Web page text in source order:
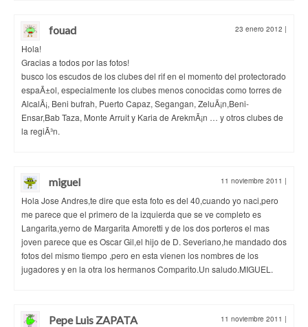
fouad 23 enero 2012 |
Hola!
Gracias a todos por las fotos!
busco los escudos de los clubes del rif en el momento del protectorado
espaÃ±ol, especialmente los clubes menos conocidas como torres de
AlcalÃ¡, Beni bufrah, Puerto Capaz, Segangan, ZeluÃ¡n,Beni-
Ensar,Bab Taza, Monte Arruit y Karia de ArekmÃ¡n … y otros clubes de
la regiÃ³n.
miguel 11 noviembre 2011 |
Hola Jose Andres,te dire que esta foto es del 40,cuando yo naci,pero
me parece que el primero de la izquierda que se ve completo es
Langarita,yerno de Margarita Amoretti y de los dos porteros el mas
joven parece que es Oscar Gil,el hijo de D. Severiano,he mandado dos
fotos del mismo tiempo ,pero en esta vienen los nombres de los
jugadores y en la otra los hermanos Comparito.Un saludo.MIGUEL.
Pepe Luis ZAPATA 11 noviembre 2011 |